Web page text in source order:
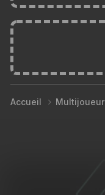
Accueil Multijoueur